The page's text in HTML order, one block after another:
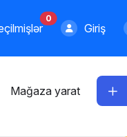
0
Giriş
Mağaza yarat